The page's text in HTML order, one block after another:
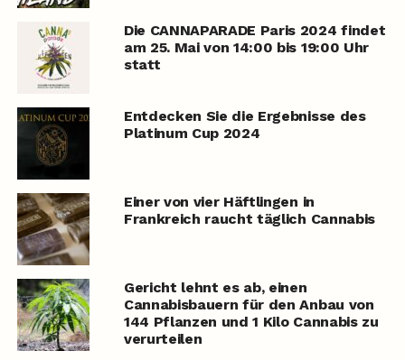
Die CANNAPARADE Paris 2024 findet
am 25. Mai von 14:00 bis 19:00 Uhr
statt
Entdecken Sie die Ergebnisse des
Platinum Cup 2024
Einer von vier Häftlingen in
Frankreich raucht täglich Cannabis
Gericht lehnt es ab, einen
Cannabisbauern für den Anbau von
144 Pflanzen und 1 Kilo Cannabis zu
verurteilen